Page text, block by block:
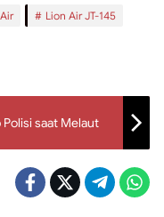
Lion Air JT-145
Polisi saat Melaut